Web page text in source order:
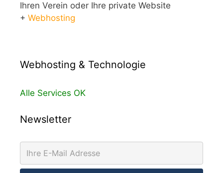
Ihren Verein oder Ihre private Website
+ Webhosting
Webhosting & Technologie
Alle Services OK
Newsletter